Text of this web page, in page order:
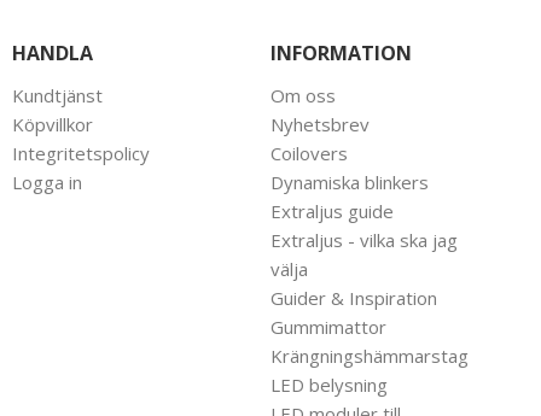
HANDLA
Kundtjänst
Köpvillkor
Integritetspolicy
Logga in
INFORMATION
Om oss
Nyhetsbrev
Coilovers
Dynamiska blinkers
Extraljus guide
Extraljus - vilka ska jag
välja
Guider & Inspiration
Gummimattor
Krängningshämmarstag
LED belysning